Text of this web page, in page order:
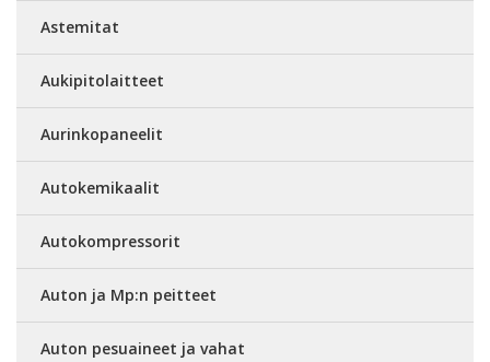
Astemitat
Aukipitolaitteet
Aurinkopaneelit
Autokemikaalit
Autokompressorit
Auton ja Mp:n peitteet
Auton pesuaineet ja vahat